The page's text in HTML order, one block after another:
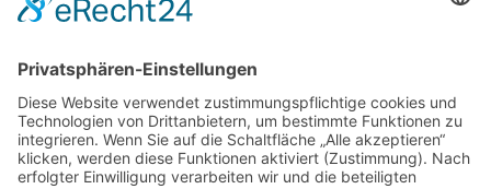
Vielen Dank liebe Andrea, ein wenig
meine Ansprechpartnerin im Ulmer
ich denke, es wird trotzdem bald
klappen mit der Zusendung.Ich
wünsche Dir schon heute viel Spaß